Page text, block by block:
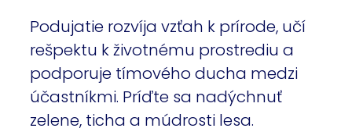
Podujatie rozvíja vzťah k prírode, učí
rešpektu k životnému prostrediu a
podporuje tímového ducha medzi
účastníkmi. Príďte sa nadýchnuť
zelene, ticha a múdrosti lesa.